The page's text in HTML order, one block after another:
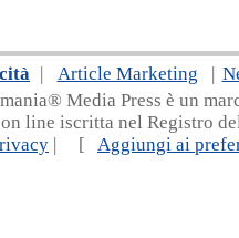
| Article Marketing |
Media Press è un
line iscritta nel Registro
| [ Aggiungi ai